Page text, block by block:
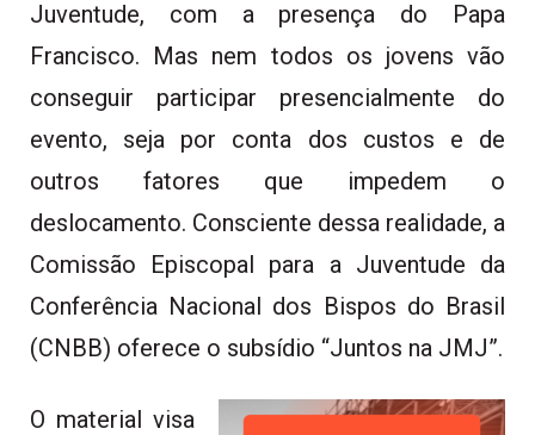
Juventude, com a presença do Papa
Francisco. Mas nem todos os jovens vão
conseguir participar presencialmente do
evento, seja por conta dos custos e de
outros fatores que impedem o
deslocamento. Consciente dessa realidade, a
Comissão Episcopal para a Juventude da
Conferência Nacional dos Bispos do Brasil
(CNBB) oferece o subsídio “Juntos na JMJ”.
O material visa